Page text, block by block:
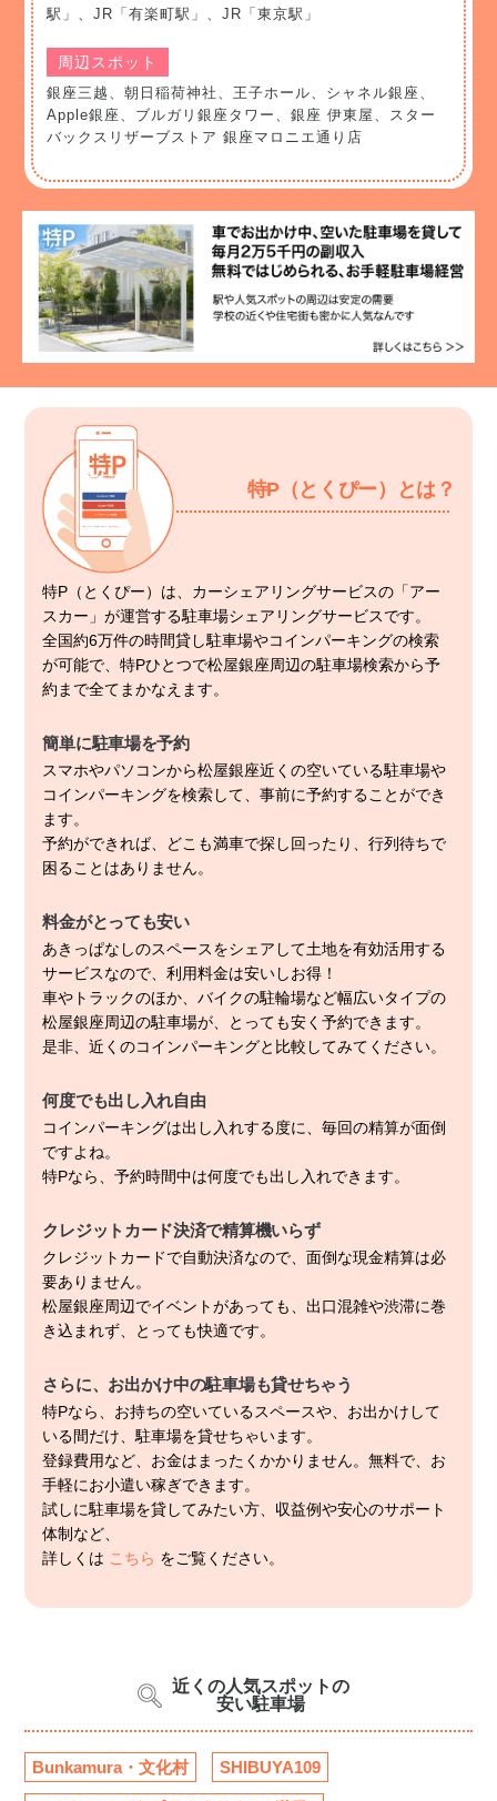
駅」、JR「有楽町駅」、JR「東京駅」
周辺スポット
銀座三越、朝日稲荷神社、王子ホール、シャネル銀座、
Apple銀座、ブルガリ銀座タワー、銀座 伊東屋、スター
バックスリザーブストア 銀座マロニエ通り店
特P（とくぴー）とは？
特P（とくぴー）は、カーシェアリングサービスの「アー
スカー」が運営する駐車場シェアリングサービスです。
全国約6万件の時間貸し駐車場やコインパーキングの検索
が可能で、特Pひとつで松屋銀座周辺の駐車場検索から予
約まで全てまかなえます。
簡単に駐車場を予約
スマホやパソコンから松屋銀座近くの空いている駐車場や
コインパーキングを検索して、事前に予約することができ
ます。
予約ができれば、どこも満車で探し回ったり、行列待ちで
困ることはありません。
料金がとっても安い
あきっぱなしのスペースをシェアして土地を有効活用する
サービスなので、利用料金は安いしお得！
車やトラックのほか、バイクの駐輪場など幅広いタイプの
松屋銀座周辺の駐車場が、とっても安く予約できます。
是非、近くのコインパーキングと比較してみてください。
何度でも出し入れ自由
コインパーキングは出し入れする度に、毎回の精算が面倒
ですよね。
特Pなら、予約時間中は何度でも出し入れできます。
クレジットカード決済で精算機いらず
クレジットカードで自動決済なので、面倒な現金精算は必
要ありません。
松屋銀座周辺でイベントがあっても、出口混雑や渋滞に巻
き込まれず、とっても快適です。
さらに、お出かけ中の駐車場も貸せちゃう
特Pなら、お持ちの空いているスペースや、お出かけして
いる間だけ、駐車場を貸せちゃいます。
登録費用など、お金はまったくかかりません。無料で、お
手軽にお小遣い稼ぎできます。
試しに駐車場を貸してみたい方、収益例や安心のサポート
体制など、
詳しくは こちら をご覧ください。
近くの人気スポットの
安い駐車場
Bunkamura・文化村 SHIBUYA109